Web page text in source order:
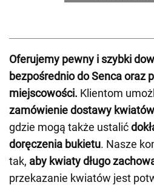
Oferujemy pewny i szybki
bezpośrednio do Senca oraz
miejscowości. Klientom
zamówienie dostawy
gdzie mogą także ustalić
doręczenia bukietu. Nasze
tak, aby kwiaty długo
przekazanie kwiatów jest